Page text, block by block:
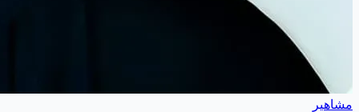
مشاهير